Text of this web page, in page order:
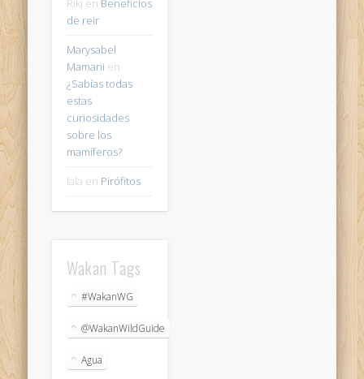
Riki en Beneficios
de reir
Marysabel
Mamani en
¿Sabías todas
estas
curiosidades
sobre los
mamíferos?
lala en Pirófitos
Wakan Tags
#WakanWG
@WakanWildGuide
Agua